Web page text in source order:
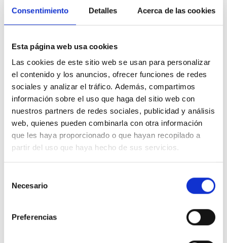
Consentimiento Detalles Acerca de las cookies
Esta página web usa cookies
Las cookies de este sitio web se usan para personalizar
el contenido y los anuncios, ofrecer funciones de redes
sociales y analizar el tráfico. Además, compartimos
información sobre el uso que haga del sitio web con
nuestros partners de redes sociales, publicidad y análisis
web, quienes pueden combinarla con otra información
que les haya proporcionado o que hayan recopilado a
partir del uso que haya hecho de sus servicios.
Necesario
Preferencias